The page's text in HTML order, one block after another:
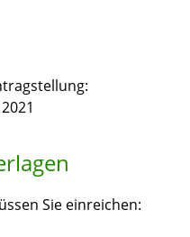
Sie einreichen: